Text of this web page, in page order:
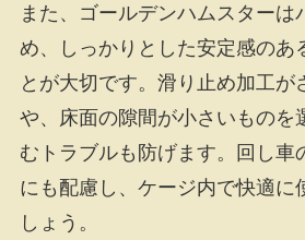
また、ゴールデンハムスターは
め、しっかりとした安定感のあ
とが大切です。滑り止め加工が
や、床面の隙間が小さいものを
むトラブルも防げます。回し車
にも配慮し、ケージ内で快適に
しょう。